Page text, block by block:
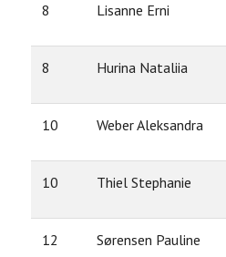
8 Lisanne Erni
8 Hurina Nataliia
10 Weber Aleksandra
10 Thiel Stephanie
12 Sørensen Pauline